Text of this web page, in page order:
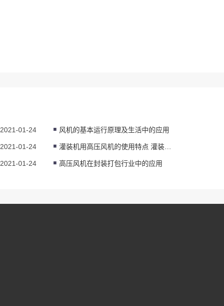
2021-01-24 风机的基本运行原理及生活中的应用
2021-01-24 灌装机用高压风机的使用特点 灌装机高压风机解决方案
2021-01-24 高压风机在封装打包行业中的应用